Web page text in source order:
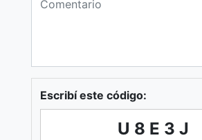
Escribí este código:
U8E3J